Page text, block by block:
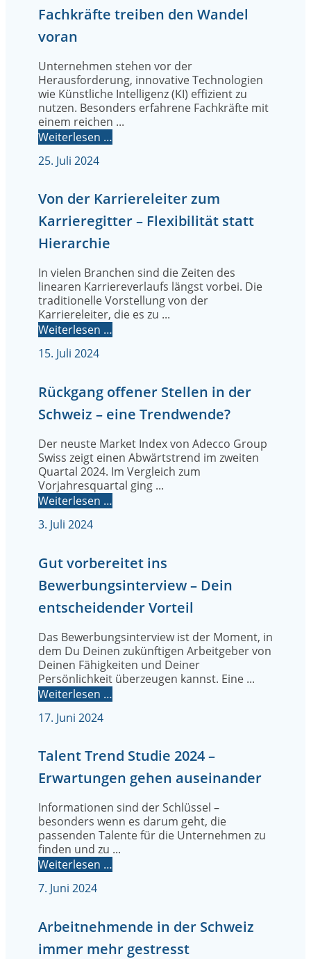
Fachkräfte treiben den Wandel
voran
Unternehmen stehen vor der
Herausforderung, innovative Technologien
wie Künstliche Intelligenz (KI) effizient zu
nutzen. Besonders erfahrene Fachkräfte mit
einem reichen ...
Weiterlesen …
25. Juli 2024
Von der Karriereleiter zum
Karrieregitter – Flexibilität statt
Hierarchie
In vielen Branchen sind die Zeiten des
linearen Karriereverlaufs längst vorbei. Die
traditionelle Vorstellung von der
Karriereleiter, die es zu ...
Weiterlesen …
15. Juli 2024
Rückgang offener Stellen in der
Schweiz – eine Trendwende?
Der neuste Market Index von Adecco Group
Swiss zeigt einen Abwärtstrend im zweiten
Quartal 2024. Im Vergleich zum
Vorjahresquartal ging ...
Weiterlesen …
3. Juli 2024
Gut vorbereitet ins
Bewerbungsinterview – Dein
entscheidender Vorteil
Das Bewerbungsinterview ist der Moment, in
dem Du Deinen zukünftigen Arbeitgeber von
Deinen Fähigkeiten und Deiner
Persönlichkeit überzeugen kannst. Eine ...
Weiterlesen …
17. Juni 2024
Talent Trend Studie 2024 –
Erwartungen gehen auseinander
Informationen sind der Schlüssel –
besonders wenn es darum geht, die
passenden Talente für die Unternehmen zu
finden und zu ...
Weiterlesen …
7. Juni 2024
Arbeitnehmende in der Schweiz
immer mehr gestresst